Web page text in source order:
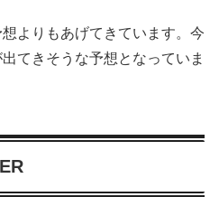
よりもあげてきています。今
てきそうな予想となっていま